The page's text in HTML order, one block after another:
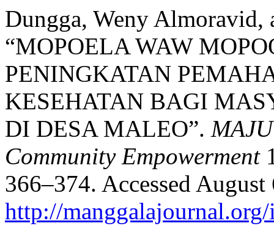
Dungga, Weny
“MOPOELA WAW
PENINGKATAN
KESEHATAN BAGI
DI DESA MALEO”.
Community Empowerment
366–374. Accessed
http://